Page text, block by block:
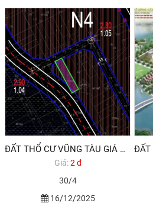
ĐẤT THỔ CƯ VŨNG TÀU GIÁ RẺ 2,850 TỶ 100M2
Giá:2 đ
30/4
16/12/2025